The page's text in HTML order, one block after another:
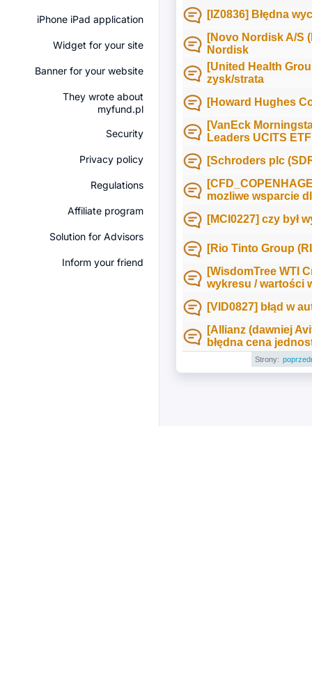
iPhone iPad application
Widget for your site
Banner for your website
They wrote about
myfund.pl
Security
Privacy policy
Regulations
Affiliate program
Solution for Advisors
Inform your friend
[IZ0836] Błędna
[Novo Nordisk A/S
Nordisk
[United Health
zysk/strata
[Howard Hughes
[VanEck
Leaders UCITS
[Schroders plc
mozliwe wsparcie
[MCI0227] czy był
[Rio Tinto Group
[WisdomTree WTI
wykresu / wartości
[VID0827] błąd w
[Allianz (dawniej
błędna cena
Strony: